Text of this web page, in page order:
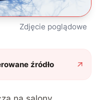
Zdjęcie poglądowe
źródło